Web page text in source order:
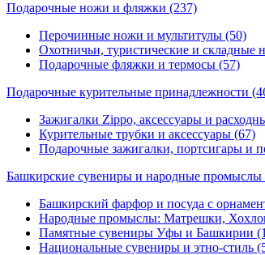
Подарочные ножи и фляжки (237)
Перочинные ножи и мультитулы (50)
Охотничьи, туристические и складные
Подарочные фляжки и термосы (57)
Подарочные курительные принадлежности
Зажигалки Zippo, аксессуары и
Курительные трубки и аксессуары (67)
Подарочные зажигалки, портсигары и
Башкирские сувениры и народные промыслы
Башкирский фарфор и посуда с
Народные промыслы: Матрешки,
Памятные сувениры Уфы и Башкирии
Национальные сувениры и этно-стиль